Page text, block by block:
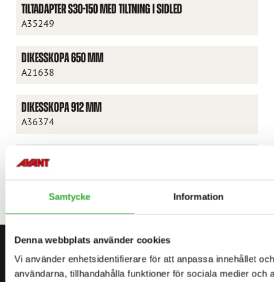
Samtycke Information
Denna webbplats använder cookies
Vi använder enhetsidentifierare för att anpassa innehållet
användarna, tillhandahålla funktioner för sociala medier och
TILTADAPTER S30-150 MED TILTNING I SIDLED
A35249
DIKESSKOPA 650 MM
A21638
DIKESSKOPA 912 MM
A36374
GRIP TILL SKOPA
A435527
KONTAKTA OSS